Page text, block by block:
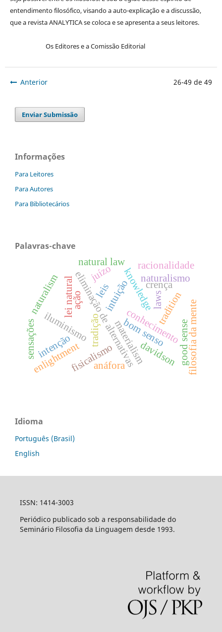
entendimento filosófico, visando a auto-explicação e a discussão,
que a revista ANALYTICA se coloca e se apresenta a seus leitores.
Os Editores e a Comissão Editorial
Anterior 26-49 de 49
Enviar Submissão
Informações
Para Leitores
Para Autores
Para Bibliotecários
Palavras-chave
conhecimento
eliminação de alternativasknowledge
bom senso
tradição
leis
lei natural
iluminismo good sense
tradition
laws
natural law
enlightment materialism
naturalism
fisicalismo
naturalismo
filosofia da mente
intuição
davidson
ação
crença
intenção
racionalidade
sensações
juízo
anáfora
Idioma
Português (Brasil)
English
ISSN: 1414-3003
Periódico publicado sob a responsabilidade do
Seminário Filosofia da Linguagem desde 1993.